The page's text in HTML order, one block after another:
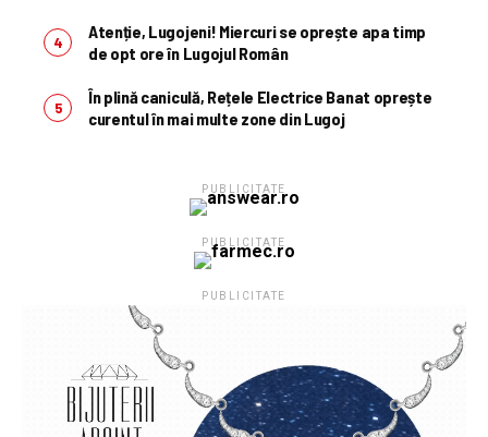
Atenție, Lugojeni! Miercuri se oprește apa timp
de opt ore în Lugojul Român
În plină caniculă, Rețele Electrice Banat oprește
curentul în mai multe zone din Lugoj
PUBLICITATE
PUBLICITATE
PUBLICITATE